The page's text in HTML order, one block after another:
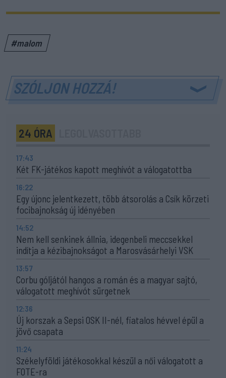
#malom
SZÓLJON HOZZÁ!
24 ÓRA
17:43
Két FK-játékos kapott meghívót a válogatottba
16:22
Egy újonc jelentkezett, több átsorolás a Csík körzeti
focibajnokság új idényében
14:52
Nem kell senkinek állnia, idegenbeli meccsekkel
indítja a kézibajnokságot a Marosvásárhelyi VSK
13:57
Corbu góljától hangos a román és a magyar sajtó,
válogatott meghívót sürgetnek
12:36
Új korszak a Sepsi OSK II-nél, fiatalos hévvel épül a
jövő csapata
11:24
Székelyföldi játékosokkal készül a női válogatott a
FOTE-ra